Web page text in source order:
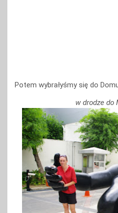
Potem wybrałyśmy się do
w drodze do